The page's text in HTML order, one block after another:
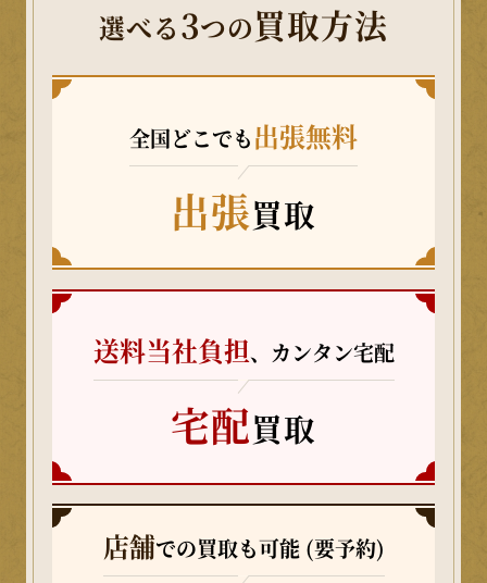
選べる3つの買取方法
全国どこでも出張無料
出張買取
送料当社負担、カンタン宅配
宅配買取
店舗での買取も可能 (要予約)